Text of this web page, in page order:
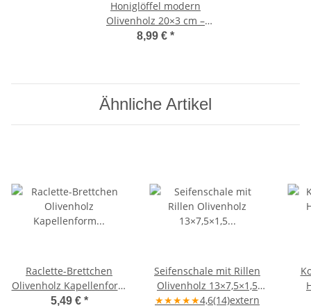
Honiglöffel modern
Olivenholz 20×3 cm –
handgefertigt
8,99 € *
Ähnliche Artikel
Raclette-Brettchen
Olivenholz Kapellenform
12×8×1 cm
5,49 € *
Seifenschale mit Rillen
Olivenholz 13×7,5×1,5
cm – handgefertigt
★★★★★4,6(14)extern